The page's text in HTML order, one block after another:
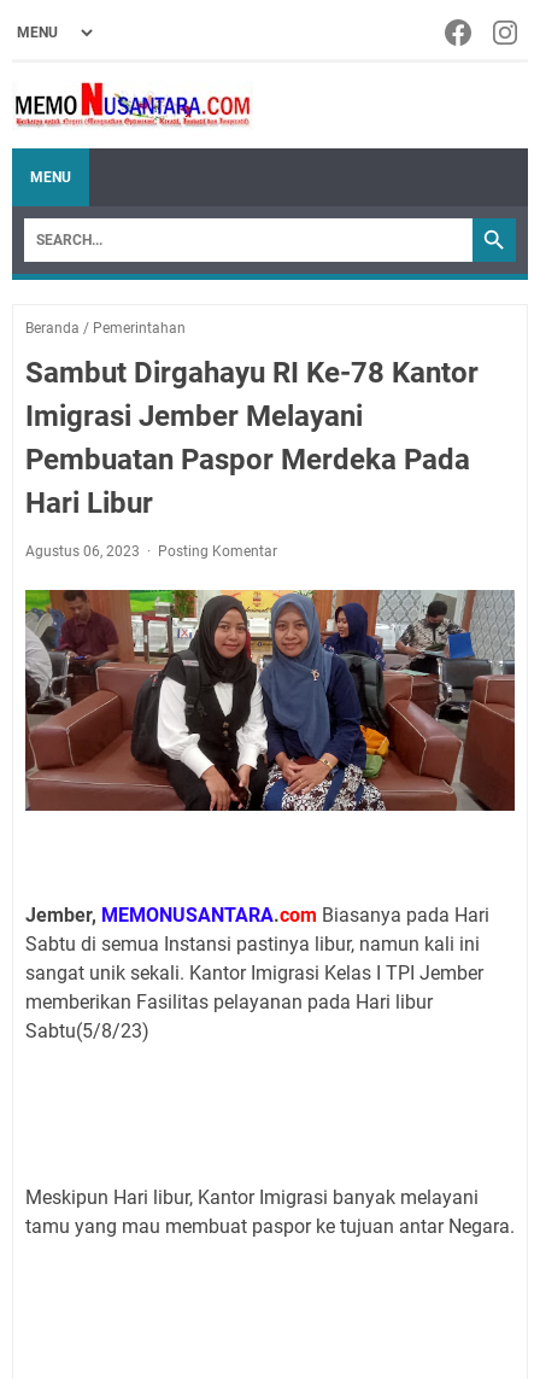
MENU
Beranda / Pemerintahan
Sambut Dirgahayu RI Ke-78 Kantor
Imigrasi Jember Melayani
Pembuatan Paspor Merdeka Pada
Hari Libur
Agustus 06, 2023 Posting Komentar
Jember, MEMONUSANTARA.com Biasanya pada Hari
Sabtu di semua Instansi pastinya libur, namun kali ini
sangat unik sekali. Kantor Imigrasi Kelas I TPI Jember
memberikan Fasilitas pelayanan pada Hari libur
Sabtu(5/8/23)
Meskipun Hari libur, Kantor Imigrasi banyak melayani
tamu yang mau membuat paspor ke tujuan antar Negara.